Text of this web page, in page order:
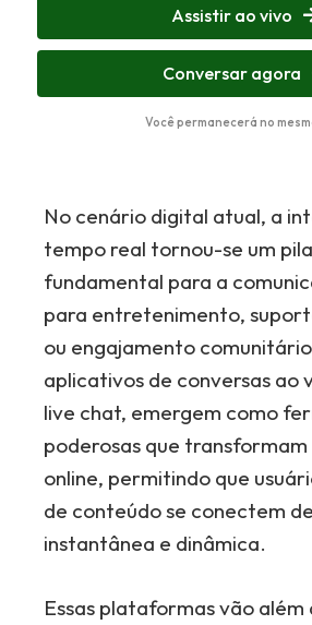
Assistir ao vivo
Conversar agora
Você permanecerá no
No cenário digital atual, a
tempo real tornou-se um
fundamental para a
para entretenimento,
ou engajamento
aplicativos de conversas ao
live chat, emergem como
poderosas que
online, permitindo que
de conteúdo se conectem
instantânea e dinâmica.
Essas plataformas vão além